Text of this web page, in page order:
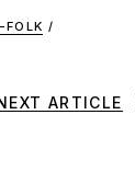
FOLK /
ARTICLE